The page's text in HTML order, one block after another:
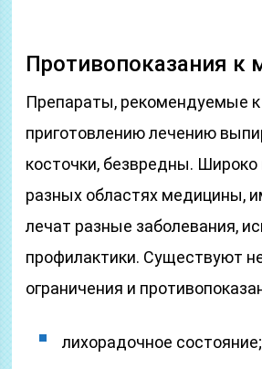
Противопоказания к
Препараты, рекомендуемые к
приготовлению лечению
косточки, безвредны.
разных областях медицины,
лечат разные заболевания,
профилактики. Существуют
ограничения и
лихорадочное состояние;